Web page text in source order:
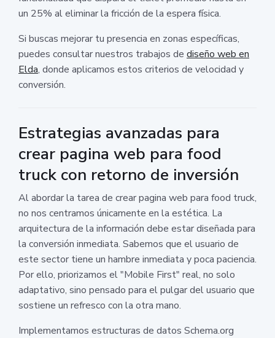
un 25% al eliminar la fricción de la espera física.
Si buscas mejorar tu presencia en zonas específicas,
puedes consultar nuestros trabajos de diseño web en
Elda, donde aplicamos estos criterios de velocidad y
conversión.
Estrategias avanzadas para
crear pagina web para food
truck con retorno de inversión
Al abordar la tarea de crear pagina web para food truck,
no nos centramos únicamente en la estética. La
arquitectura de la información debe estar diseñada para
la conversión inmediata. Sabemos que el usuario de
este sector tiene un hambre inmediata y poca paciencia.
Por ello, priorizamos el "Mobile First" real, no solo
adaptativo, sino pensado para el pulgar del usuario que
sostiene un refresco con la otra mano.
Implementamos estructuras de datos Schema.org